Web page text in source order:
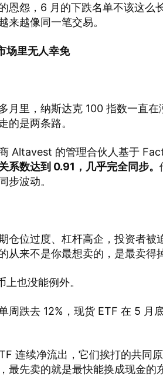
恩怨，6 月的下跌名单不该这
来越像同一笔交易。
场里无人幸免
月里，纳斯达克 100 指数一直
的是两条路。
Altavest 的管理合伙人基于
系数达到 0.91，几乎完全同步。
步波动。
仓位过度、杠杆高企，投资者
从来不是你最想卖的，是最卖得
上也没能例外。
周跌去 12%，现货 ETF 在 5 月
连续净流出，它们挨打的共同
最先卖的就是最快能换成现金的